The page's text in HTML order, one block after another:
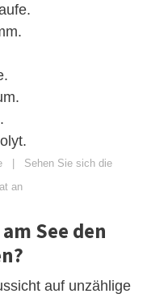
| Sehen Sie sich die
an
See den
auf unzählige